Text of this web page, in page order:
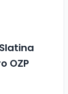
OZP